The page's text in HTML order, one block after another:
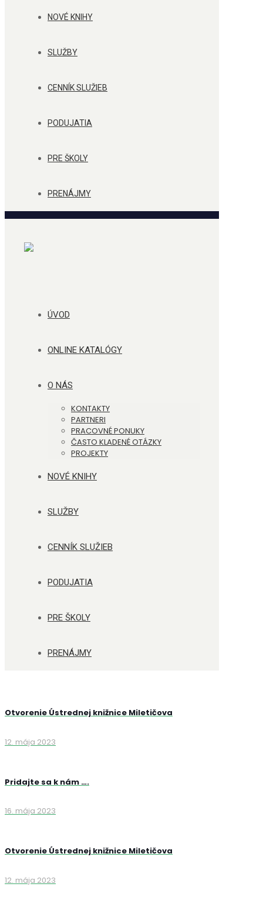
NOVÉ KNIHY
SLUŽBY
CENNÍK SLUŽIEB
PODUJATIA
PRE ŠKOLY
PRENÁJMY
ÚVOD
ONLINE KATALÓGY
O NÁS
KONTAKTY
PARTNERI
PRACOVNÉ PONUKY
ČASTO KLADENÉ OTÁZKY
PROJEKTY
NOVÉ KNIHY
SLUŽBY
CENNÍK SLUŽIEB
PODUJATIA
PRE ŠKOLY
PRENÁJMY
Otvorenie Ústrednej knižnice Miletičova
12. mája 2023
Pridajte sa k nám ….
16. mája 2023
Otvorenie Ústrednej knižnice Miletičova
12. mája 2023